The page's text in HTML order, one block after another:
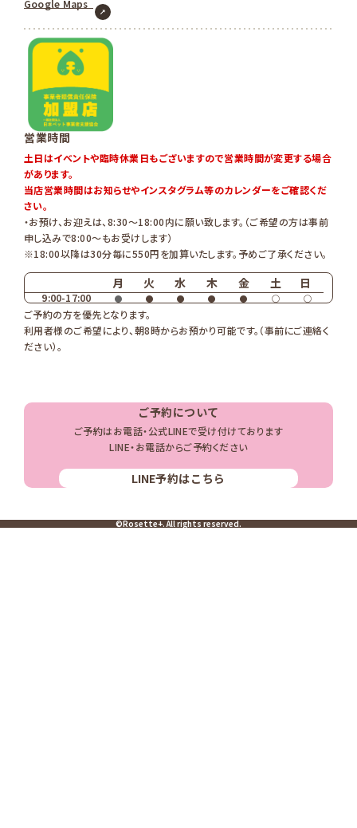
Google Maps
営業時間
土日はイベントや臨時休業日もございますので営業時間が変更する場合
があります。
当店営業時間はお知らせやインスタグラム等のカレンダーをご確認くだ
さい。
・お預け、お迎えは、8:30〜18:00内に願い致します。（ご希望の方は事前
申し込みで8:00〜もお受けします）
※18:00以降は30分毎に550円を加算いたします。予めご了承ください。
月 火 水 木 金 土 日
9:00-17:00 ● ● ● ● ● ◯ ◯
ご予約の方を優先となります。
利用者様のご希望により、朝8時からお預かり可能です。（事前にご連絡く
ださい）。
ご予約について
ご予約はお電話・公式LINEで受け付けております
LINE・お電話からご予約ください
LINE予約はこちら
©Rosette+. All rights reserved.